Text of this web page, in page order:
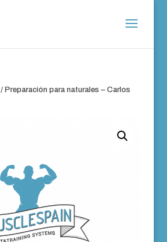
/ Preparación para naturales – Carlos